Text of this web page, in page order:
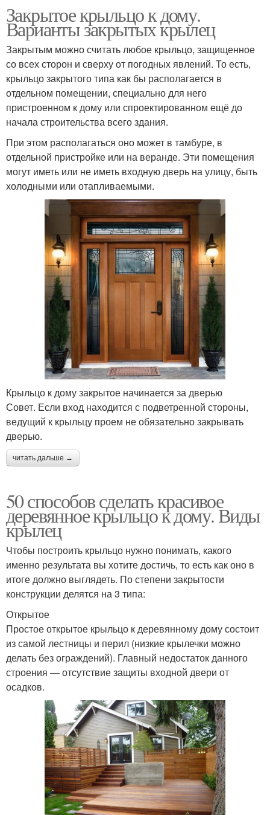
Закрытое крыльцо к дому.
Варианты закрытых крылец
Закрытым можно считать любое крыльцо, защищенное
со всех сторон и сверху от погодных явлений. То есть,
крыльцо закрытого типа как бы располагается в
отдельном помещении, специально для него
пристроенном к дому или спроектированном ещё до
начала строительства всего здания.
При этом располагаться оно может в тамбуре, в
отдельной пристройке или на веранде. Эти помещения
могут иметь или не иметь входную дверь на улицу, быть
холодными или отапливаемыми.
Крыльцо к дому закрытое начинается за дверью
Совет. Если вход находится с подветренной стороны,
ведущий к крыльцу проем не обязательно закрывать
дверью.
читать дальше →
50 способов сделать красивое
деревянное крыльцо к дому. Виды
крылец
Чтобы построить крыльцо нужно понимать, какого
именно результата вы хотите достичь, то есть как оно в
итоге должно выглядеть. По степени закрытости
конструкции делятся на 3 типа:
Открытое
Простое открытое крыльцо к деревянному дому состоит
из самой лестницы и перил (низкие крылечки можно
делать без ограждений). Главный недостаток данного
строения — отсутствие защиты входной двери от
осадков.